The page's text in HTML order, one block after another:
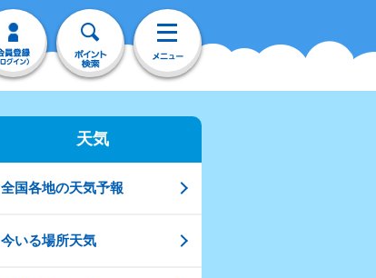
天気
全国各地の天気予報
今いる場所天気